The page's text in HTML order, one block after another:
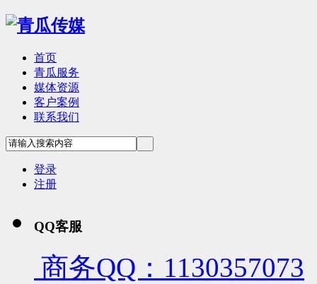
首页
青瓜服务
媒体资源
客户案例
联系我们
登录
注册
QQ客服
商务QQ：1130357073